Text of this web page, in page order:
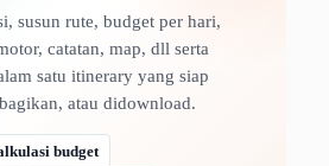
susun rute, budget per hari,
catatan, map, dll serta
satu itinerary yang siap
atau didownload.
budget